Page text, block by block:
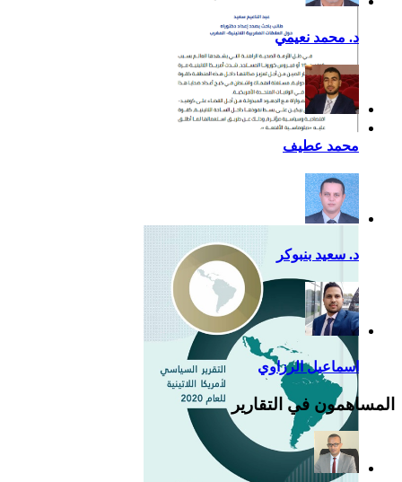
إضافية لدعم القوة الناعمة
للصين في أمريكا اللاتينية
د. محمد نعيمي
محمد عطيف
د. سعيد بنبوكر
اسماعيل الرزاوي
المساهمون في التقارير